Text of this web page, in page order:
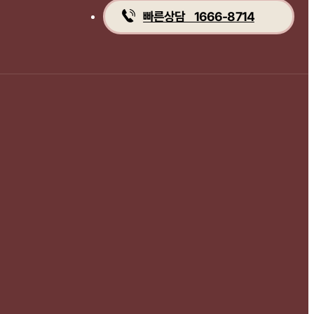
빠른상담 1666-8714